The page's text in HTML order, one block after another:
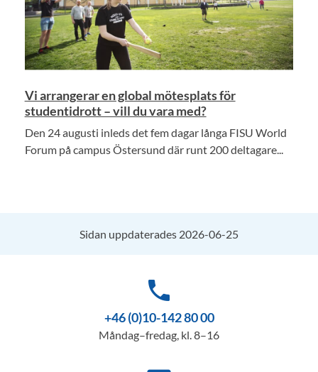
Vi arrangerar en global mötesplats för
studentidrott – vill du vara med?
Den 24 augusti inleds det fem dagar långa FISU World
Forum på campus Östersund där runt 200 deltagare...
Sidan uppdaterades 2026-06-25
phone
+46 (0)10-142 80 00
Måndag–fredag, kl. 8–16